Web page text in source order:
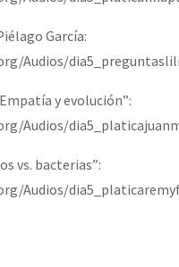
García:
Audios/
y evolución”:
Audios/
vs. bacterias”:
Audios/